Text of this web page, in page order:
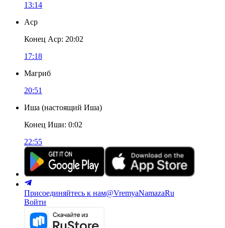
13:14
Аср
Конец Аср: 20:02
17:18
Магриб
20:51
Иша (настоящий Иша)
Конец Иши: 0:02
22:55
Присоединяйтесь к нам@VremyaNamazaRu
Войти